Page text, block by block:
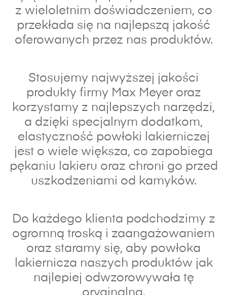
z wieloletnim doświadczeniem, co
przekłada się na najlepszą jakość
oferowanych przez nas produktów.
Stosujemy najwyższej jakości
produkty firmy Max Meyer oraz
korzystamy z najlepszych narzędzi,
a dzięki specjalnym dodatkom,
elastyczność powłoki lakierniczej
jest o wiele większa, co zapobiega
pękaniu lakieru oraz chroni go przed
uszkodzeniami od kamyków.
Do każdego klienta podchodzimy z
ogromną troską i zaangażowaniem
oraz staramy się, aby powłoka
lakiernicza naszych produktów jak
najlepiej odwzorowywała tę